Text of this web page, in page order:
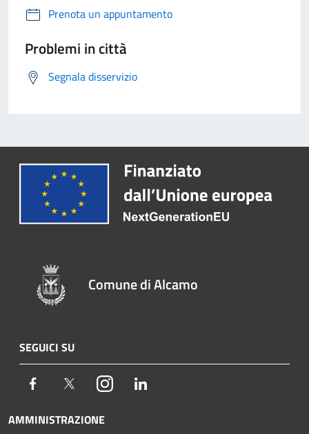
Prenota un appuntamento
Problemi in città
Segnala disservizio
Comune di Alcamo
SEGUICI SU
Facebook TwitterInstagram
AMMINISTRAZIONE